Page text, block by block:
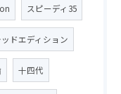
スピーディ35
ドエディション
十四代